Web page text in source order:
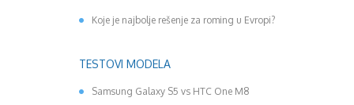
Koje je najbolje rešenje za roming u Evropi?
TESTOVI MODELA
Samsung Galaxy S5 vs HTC One M8